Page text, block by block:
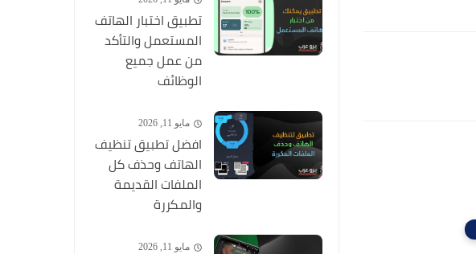
تطبيق اختبار الهاتف
المستعمل والتأكد
من عمل جميع
الوظائف
مايو 11, 2026
افضل تطبيق تنظيف
الهاتف وحذف كل
الملفات القديمة
والمكررة
مايو 11, 2026